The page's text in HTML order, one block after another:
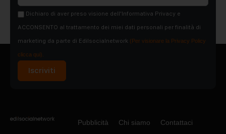
Dichiaro di aver preso visione dell'Informativa Privacy e
ACCONSENTO al trattamento dei miei dati personali per finalità di
marketing da parte di Edilsocialnetwork (Per visionare la Privacy Policy
clicca qui).
Iscriviti
Pubblicità Chi siamo Contattaci